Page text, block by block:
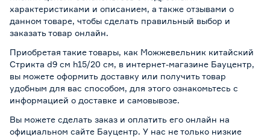
характеристиками и описанием, а также отзывами о
данном товаре, чтобы сделать правильный выбор и
заказать товар онлайн.
Приобретая такие товары, как Можжевельник китайский
Стрикта d9 см h15/20 см, в интернет-магазине Бауцентр,
вы можете оформить доставку или получить товар
удобным для вас способом, для этого ознакомьтесь с
информацией о доставке и самовывозе.
Вы можете сделать заказ и оплатить его онлайн на
официальном сайте Бауцентр. У нас не только низкие